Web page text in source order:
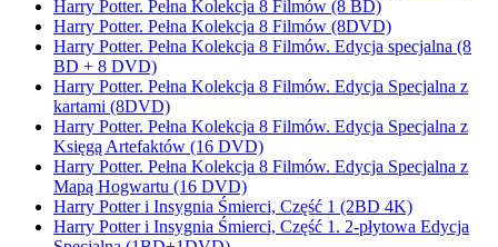
Harry Potter. Pełna Kolekcja 8 Filmów (8 BD)
Harry Potter. Pełna Kolekcja 8 Filmów (8DVD)
Harry Potter. Pełna Kolekcja 8 Filmów. Edycja specjalna (8
BD + 8 DVD)
Harry Potter. Pełna Kolekcja 8 Filmów. Edycja Specjalna z
kartami (8DVD)
Harry Potter. Pełna Kolekcja 8 Filmów. Edycja Specjalna z
Księgą Artefaktów (16 DVD)
Harry Potter. Pełna Kolekcja 8 Filmów. Edycja Specjalna z
Mapą Hogwartu (16 DVD)
Harry Potter i Insygnia Śmierci, Część 1 (2BD 4K)
Harry Potter i Insygnia Śmierci, Część 1. 2-płytowa Edycja